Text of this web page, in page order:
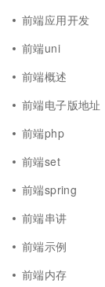
前端应用开发
前端uni
前端概述
前端电子版地址
前端php
前端set
前端spring
前端串讲
前端示例
前端内存